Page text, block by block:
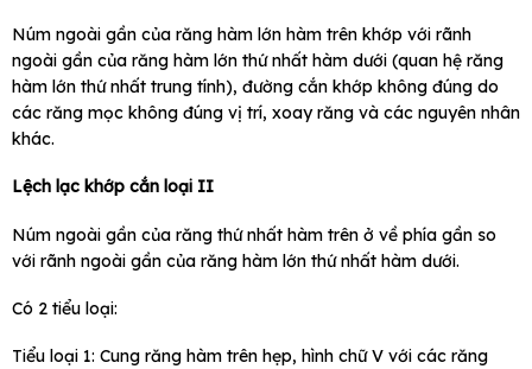
Núm ngoài gần của răng hàm lớn hàm trên khớp với rãnh
ngoài gần của răng hàm lớn thứ nhất hàm dưới (quan hệ răng
hàm lớn thứ nhất trung tính), đường cắn khớp không đúng do
các răng mọc không đúng vị trí, xoay răng và các nguyên nhân
khác.
Lệch lạc khớp cắn loại II
Núm ngoài gần của răng thứ nhất hàm trên ở về phía gần so
với rãnh ngoài gần của răng hàm lớn thứ nhất hàm dưới.
Có 2 tiểu loại:
Tiểu loại 1: Cung răng hàm trên hẹp, hình chữ V với các răng